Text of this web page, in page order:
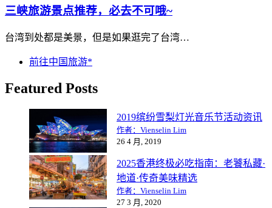
三峡旅游景点推荐，必去不可哦~
台湾到处都是美景，但是如果逛完了台湾…
前往中国旅游*
Featured Posts
2019缤纷雪梨灯光音乐节活动资讯
作者：Vienselin Lim
26 4 月, 2019
2025香港终极必吃指南：老饕私藏·
地道·传奇美味精选
作者：Vienselin Lim
27 3 月, 2020